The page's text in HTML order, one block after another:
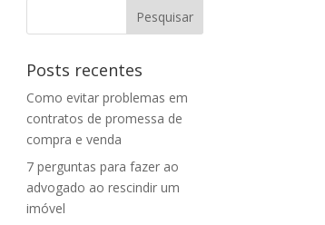
Posts recentes
Como evitar problemas em
contratos de promessa de
compra e venda
7 perguntas para fazer ao
advogado ao rescindir um
imóvel